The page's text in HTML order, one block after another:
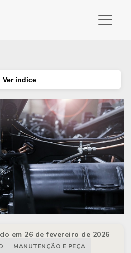
Ver índice
em 26 de fevereiro de 2026
MANUTENÇÃO E PEÇA